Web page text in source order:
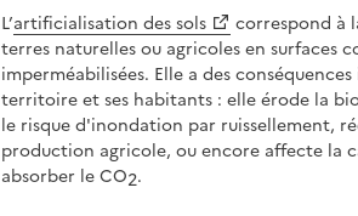
L’artificialisation des sols
correspond à
terres naturelles ou agricoles en surfaces
imperméabilisées. Elle a des
territoire et ses habitants : elle érode la
le risque d'inondation par ruissellement,
production agricole, ou encore affecte la
absorber le CO2.